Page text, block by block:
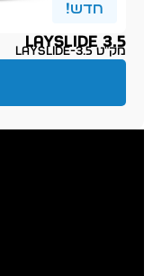
חדש!
LAYSLIDE 3.5
מק״ט layslide-3.5